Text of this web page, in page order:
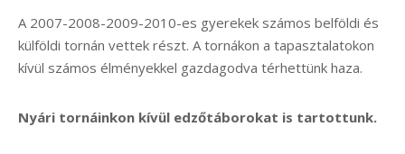
A 2007-2008-2009-2010-es gyerekek számos belföldi és
külföldi tornán vettek részt. A tornákon a tapasztalatokon
kívül számos élményekkel gazdagodva térhettünk haza.
Nyári tornáinkon kívül edzőtáborokat is tartottunk.